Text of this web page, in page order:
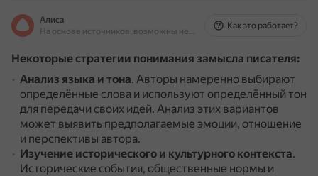
Алиса
На основе источников, возможны неточности
Как это работает?
Некоторые стратегии понимания замысла писателя:
Анализ языка и тона. Авторы намеренно выбирают
определённые слова и используют определённый тон
для передачи своих идей. Анализ этих вариантов
может выявить предполагаемые эмоции, отношение
и перспективы автора.
Изучение исторического и культурного контекста.
Исторические события, общественные нормы и